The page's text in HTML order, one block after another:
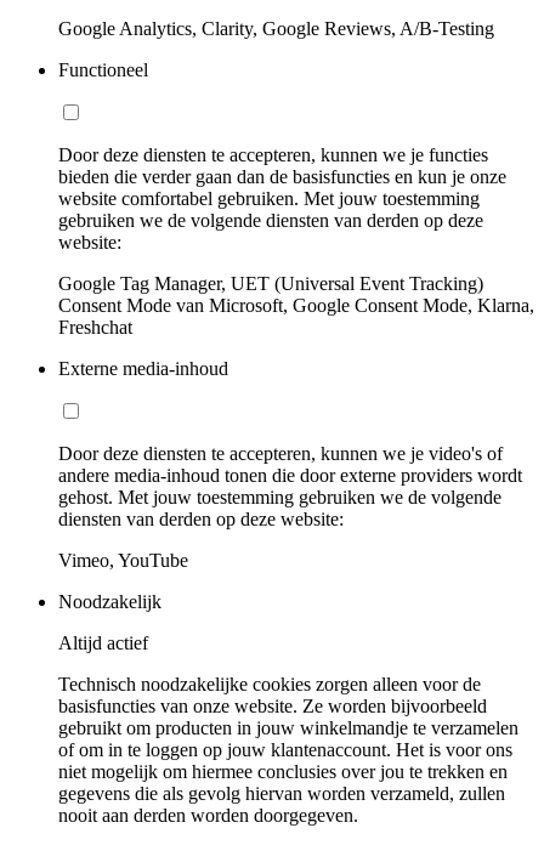
Google Analytics, Clarity, Google Reviews, A/B-Testing
Functioneel
Door deze diensten te accepteren, kunnen we je functies
bieden die verder gaan dan de basisfuncties en kun je onze
website comfortabel gebruiken. Met jouw toestemming
gebruiken we de volgende diensten van derden op deze
website:
Google Tag Manager, UET (Universal Event Tracking)
Consent Mode van Microsoft, Google Consent Mode, Klarna,
Freshchat
Externe media-inhoud
Door deze diensten te accepteren, kunnen we je video's of
andere media-inhoud tonen die door externe providers wordt
gehost. Met jouw toestemming gebruiken we de volgende
diensten van derden op deze website:
Vimeo, YouTube
Noodzakelijk
Altijd actief
Technisch noodzakelijke cookies zorgen alleen voor de
basisfuncties van onze website. Ze worden bijvoorbeeld
gebruikt om producten in jouw winkelmandje te verzamelen
of om in te loggen op jouw klantenaccount. Het is voor ons
niet mogelijk om hiermee conclusies over jou te trekken en
gegevens die als gevolg hiervan worden verzameld, zullen
nooit aan derden worden doorgegeven.